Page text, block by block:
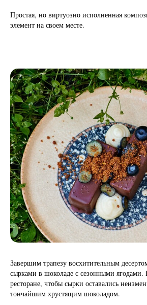
Простая, но виртуозно исполненная
элемент на своем месте.
Завершим трапезу восхитительным
сырками в шоколаде с сезонными ягодами.
ресторане, чтобы сырки оставались
тончайшим хрустящим шоколадом.